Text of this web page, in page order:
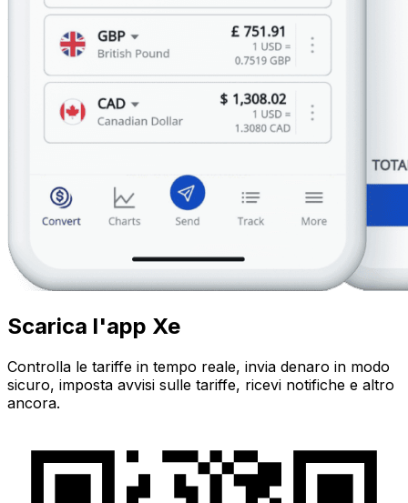
Scarica l'app Xe
Controlla le tariffe in tempo reale, invia denaro in modo
sicuro, imposta avvisi sulle tariffe, ricevi notifiche e altro
ancora.